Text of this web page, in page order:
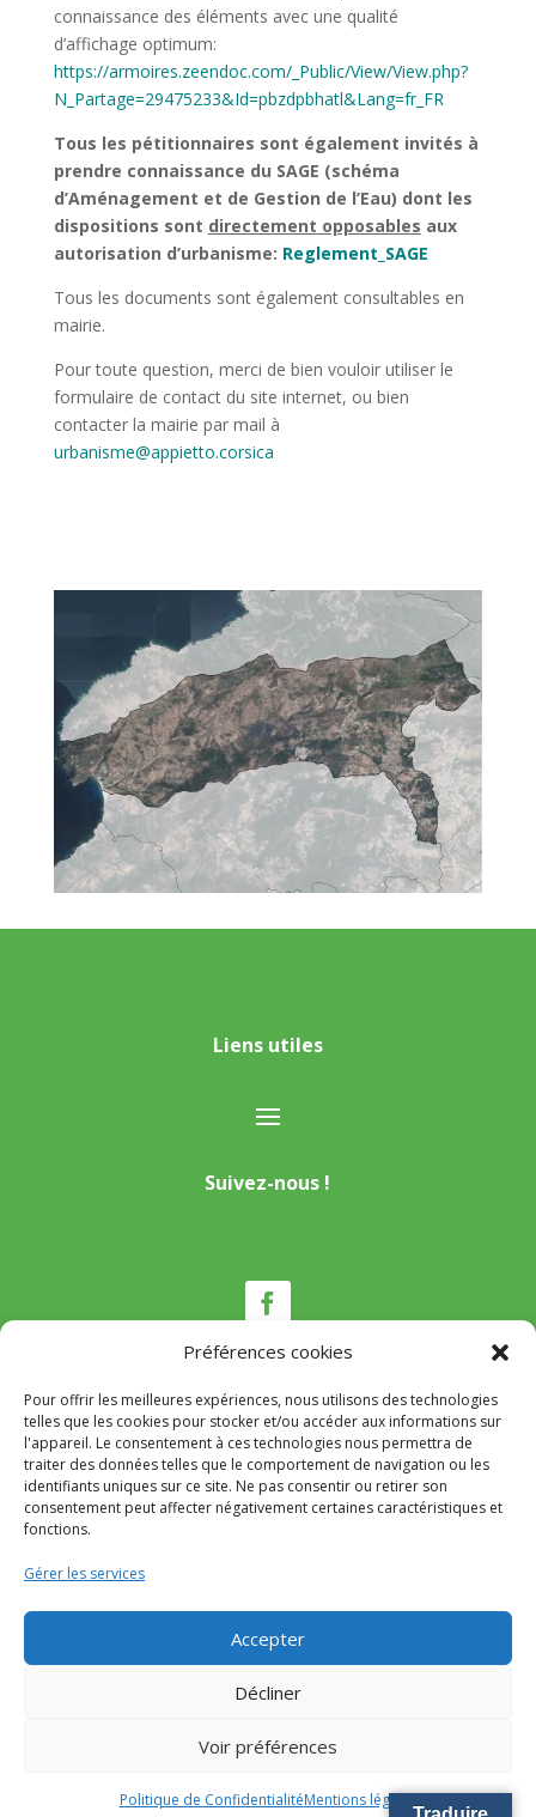
Préférences cookies
Pour offrir les meilleures expériences, nous utilisons des technologies
telles que les cookies pour stocker et/ou accéder aux informations sur
l'appareil. Le consentement à ces technologies nous permettra de
traiter des données telles que le comportement de navigation ou les
identifiants uniques sur ce site. Ne pas consentir ou retirer son
consentement peut affecter négativement certaines caractéristiques et
fonctions.
Gérer les services
Accepter
Décliner
Voir préférences
Politique de ConfidentialitéMentions légales
connaissance des éléments avec une qualité
d’affichage optimum:
https://armoires.zeendoc.com/_Public/View/View.php?
N_Partage=29475233&Id=pbzdpbhatl&Lang=fr_FR
Tous les pétitionnaires sont également invités à
prendre connaissance du SAGE (schéma
d’Aménagement et de Gestion de l’Eau) dont les
dispositions sont directement opposables aux
autorisation d’urbanisme: Reglement_SAGE
Tous les documents sont également consultables en
mairie.
Pour toute question, merci de bien vouloir utiliser le
formulaire de contact du site internet, ou bien
contacter la mairie par mail à
urbanisme@appietto.corsica
Liens utiles
Suivez-nous !
Nous contacter
Tél : 04 95 22 80 53
Mail: mairie@appietto.corsica
Adresse :164 strada Lt Toussaint Gozzi 20167
© 2024 Mairie d’Appietto – RéalisationSITEC –
–Politique de confidentialité